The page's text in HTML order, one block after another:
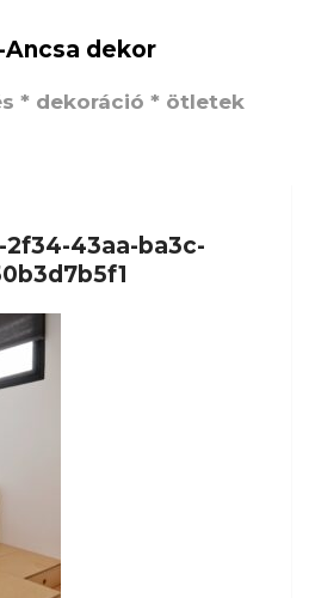
dekor
* dekoráció * ötletek
2f34-43aa-ba3c-